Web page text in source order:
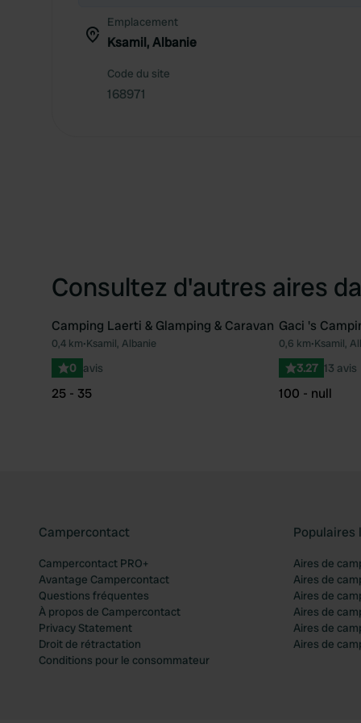
Emplacement
Ksamil, Albanie
Code du site
168971
Consultez d'autres aires
Préféré
Camping Laerti & Glamping & Caravan
0,4 km•Ksamil, Albanie
0 avis
25 - 35
Gaci 's
0,6 km•Ksamil,
3.27 13 avis
100 - null
Campercontact
Campercontact PRO+
Avantage Campercontact
Questions fréquentes
À propos de Campercontact
Privacy Statement
Droit de rétractation
Conditions pour le consommateur
Populaires
Aires de
Aires de
Aires de
Aires de
Aires de
Aires de